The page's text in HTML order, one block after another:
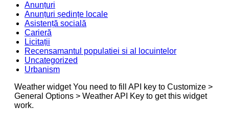
Anunțuri
Anunțuri ședințe locale
Asistență socială
Carieră
Licitații
Recensamantul populatiei si al locuintelor
Uncategorized
Urbanism
Weather widgetYou need to fill API key to Customize >
General Options > Weather API Key to get this widget
work.